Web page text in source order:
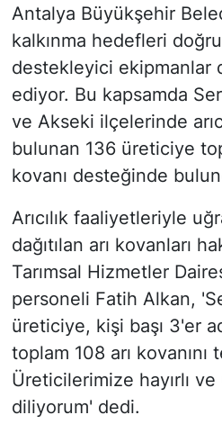
Antalya Büyükşehir
kalkınma hedefleri
destekleyici ekipmanlar
ediyor. Bu kapsamda
ve Akseki ilçelerinde
bulunan 136 üreticiye
kovanı desteğinde
Arıcılık faaliyetleriyle
dağıtılan arı kovanları
Tarımsal Hizmetler
personeli Fatih Alkan,
üreticiye, kişi başı 3'er
toplam 108 arı kovanını
Üreticilerimize hayırlı ve
diliyorum' dedi.